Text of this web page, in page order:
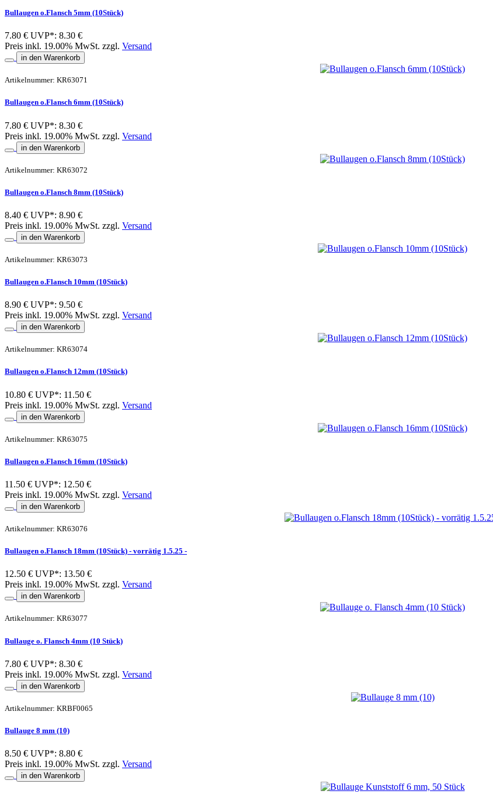
Bullaugen o.Flansch 5mm (10Stück)
7.80 € UVP*: 8.30 €
Preis inkl. 19.00% MwSt. zzgl. Versand
in den Warenkorb
Artikelnummer: KR63071
Bullaugen o.Flansch 6mm (10Stück)
7.80 € UVP*: 8.30 €
Preis inkl. 19.00% MwSt. zzgl. Versand
in den Warenkorb
Artikelnummer: KR63072
Bullaugen o.Flansch 8mm (10Stück)
8.40 € UVP*: 8.90 €
Preis inkl. 19.00% MwSt. zzgl. Versand
in den Warenkorb
Artikelnummer: KR63073
Bullaugen o.Flansch 10mm (10Stück)
8.90 € UVP*: 9.50 €
Preis inkl. 19.00% MwSt. zzgl. Versand
in den Warenkorb
Artikelnummer: KR63074
Bullaugen o.Flansch 12mm (10Stück)
10.80 € UVP*: 11.50 €
Preis inkl. 19.00% MwSt. zzgl. Versand
in den Warenkorb
Artikelnummer: KR63075
Bullaugen o.Flansch 16mm (10Stück)
11.50 € UVP*: 12.50 €
Preis inkl. 19.00% MwSt. zzgl. Versand
in den Warenkorb
Artikelnummer: KR63076
Bullaugen o.Flansch 18mm (10Stück) - vorrätig 1.5.25 -
12.50 € UVP*: 13.50 €
Preis inkl. 19.00% MwSt. zzgl. Versand
in den Warenkorb
Artikelnummer: KR63077
Bullauge o. Flansch 4mm (10 Stück)
7.80 € UVP*: 8.30 €
Preis inkl. 19.00% MwSt. zzgl. Versand
in den Warenkorb
Artikelnummer: KRBF0065
Bullauge 8 mm (10)
8.50 € UVP*: 8.80 €
Preis inkl. 19.00% MwSt. zzgl. Versand
in den Warenkorb